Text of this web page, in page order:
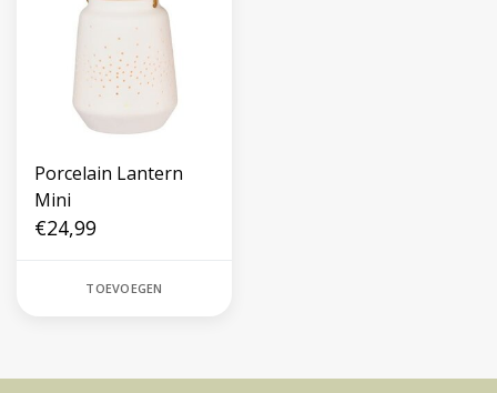
Porcelain Lantern
Mini
€24,99
TOEVOEGEN